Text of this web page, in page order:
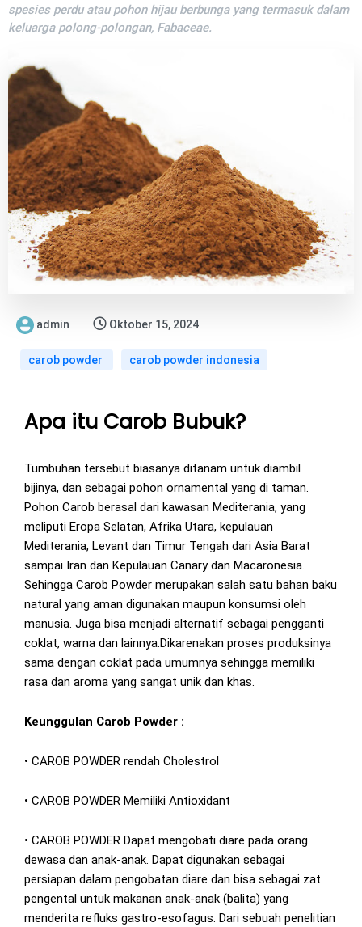
spesies perdu atau pohon hijau berbunga yang termasuk dalam
keluarga polong-polongan, Fabaceae.
admin Oktober 15, 2024
carob powder carob powder indonesia
Apa itu Carob Bubuk?
Tumbuhan tersebut biasanya ditanam untuk diambil
bijinya, dan sebagai pohon ornamental yang di taman.
Pohon Carob berasal dari kawasan Mediterania, yang
meliputi Eropa Selatan, Afrika Utara, kepulauan
Mediterania, Levant dan Timur Tengah dari Asia Barat
sampai Iran dan Kepulauan Canary dan Macaronesia.
Sehingga Carob Powder merupakan salah satu bahan baku
natural yang aman digunakan maupun konsumsi oleh
manusia. Juga bisa menjadi alternatif sebagai pengganti
coklat, warna dan lainnya.Dikarenakan proses produksinya
sama dengan coklat pada umumnya sehingga memiliki
rasa dan aroma yang sangat unik dan khas.
Keunggulan Carob Powder :
• CAROB POWDER rendah Cholestrol
• CAROB POWDER Memiliki Antioxidant
• CAROB POWDER Dapat mengobati diare pada orang
dewasa dan anak-anak. Dapat digunakan sebagai
persiapan dalam pengobatan diare dan bisa sebagai zat
pengental untuk makanan anak-anak (balita) yang
menderita refluks gastro-esofagus. Dari sebuah penelitian